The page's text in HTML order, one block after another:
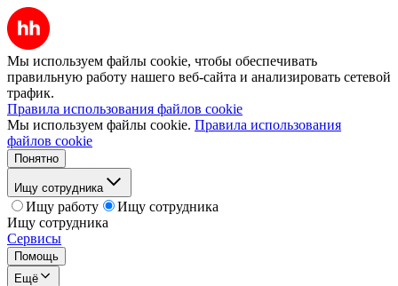
Мы используем файлы cookie, чтобы обеспечивать
правильную работу нашего веб-сайта и анализировать сетевой
трафик.
Правила использования файлов cookie
Мы используем файлы cookie. Правила использования
файлов cookie
Понятно
Ищу сотрудника
Ищу работу
Ищу сотрудника
Ищу сотрудника
Сервисы
Помощь
Ещё